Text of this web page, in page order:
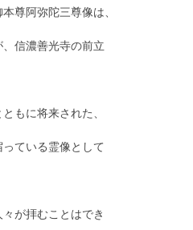
尊阿弥陀三尊像は、
信濃善光寺の前立
もに将来された、
ている霊像として
が拝むことはでき